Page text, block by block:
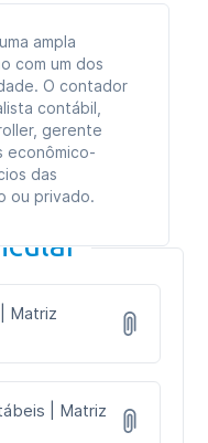
ampla
com um dos
O contador
contábil,
gerente
econômico-
das
ou privado.
Matriz
| Matriz